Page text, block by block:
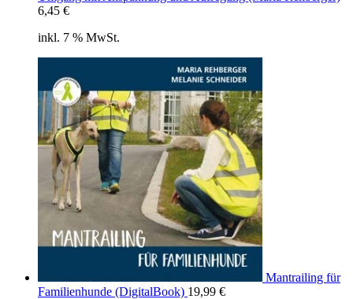
6,45 €
inkl. 7 % MwSt.
Mantrailing für
Familienhunde (DigitalBook) 19,99 €